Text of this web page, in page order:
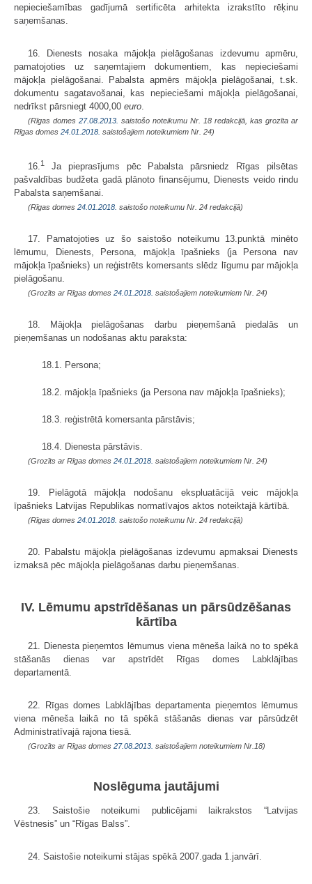
nepieciešamības gadījumā sertificēta arhitekta izrakstīto rēķinu
saņemšanas.
16. Dienests nosaka mājokļa pielāgošanas izdevumu apmēru,
pamatojoties uz saņemtajiem dokumentiem, kas nepieciešami
mājokļa pielāgošanai. Pabalsta apmērs mājokļa pielāgošanai, t.sk.
dokumentu sagatavošanai, kas nepieciešami mājokļa pielāgošanai,
nedrīkst pārsniegt 4000,00 euro
(Rīgas domes 27.08.2013. saistošo noteikumu Nr. 18 redakcijā, kas grozīta ar
Rīgas domes 24.01.2018. saistošajiem noteikumiem Nr. 24)
16. 1
Ja pieprasījums pēc Pabalsta pārsniedz Rīgas pilsētas
pašvaldības budžeta gadā plānoto finansējumu, Dienests veido rindu
Pabalsta saņemšanai.
(Rīgas domes 24.01.2018. saistošo noteikumu Nr. 24 redakcijā)
17. Pamatojoties uz šo saistošo noteikumu 13.punktā minēto
lēmumu, Dienests, Persona, mājokļa īpašnieks (ja Persona nav
mājokļa īpašnieks) un reģistrēts komersants slēdz līgumu par mājokļa
pielāgošanu.
(Grozīts ar Rīgas domes 24.01.2018. saistošajiem noteikumiem Nr. 24)
18. Mājokļa pielāgošanas darbu pieņemšanā piedalās un
pieņemšanas un nodošanas aktu paraksta:
18.1. Persona;
18.2. mājokļa īpašnieks (ja Persona nav mājokļa īpašnieks);
18.3. reģistrētā komersanta pārstāvis;
18.4. Dienesta pārstāvis.
(Grozīts ar Rīgas domes 24.01.2018. saistošajiem noteikumiem Nr. 24)
19. Pielāgotā mājokļa nodošanu ekspluatācijā veic mājokļa
īpašnieks Latvijas Republikas normatīvajos aktos noteiktajā kārtībā.
(Rīgas domes 24.01.2018. saistošo noteikumu Nr. 24 redakcijā)
20. Pabalstu mājokļa pielāgošanas izdevumu apmaksai Dienests
izmaksā pēc mājokļa pielāgošanas darbu pieņemšanas.
IV. Lēmumu apstrīdēšanas un pārsūdzēšanas
kārtība
21. Dienesta pieņemtos lēmumus viena mēneša laikā no to spēkā
stāšanās dienas var apstrīdēt Rīgas domes Labklājības
departamentā.
22. Rīgas domes Labklājības departamenta pieņemtos lēmumus
viena mēneša laikā no tā spēkā stāšanās dienas var pārsūdzēt
Administratīvajā rajona tiesā.
(Grozīts ar Rīgas domes 27.08.2013. saistošajiem noteikumiem Nr.18)
Noslēguma jautājumi
23. Saistošie noteikumi publicējami laikrakstos “Latvijas
Vēstnesis” un “Rīgas Balss”.
24. Saistošie noteikumi stājas spēkā 2007.gada 1.janvārī.